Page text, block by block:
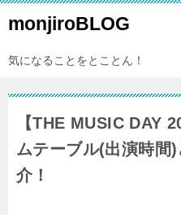
monjiroBLOG
気になることをとことん！
【THE MUSIC DAY
ムテーブル(出演時間
介！